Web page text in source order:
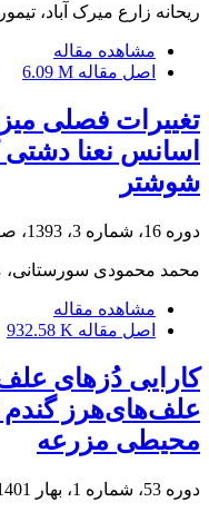
ریحانه زارع میرک آباد،
مشاهده مقاله
اصل مقاله 6.09 M
تغییرات فصلی
اسانس نعنا
شوشتر
دوره 16، شماره 3، 1393، صفحه
محمد محمودی سورستانی،
مشاهده مقاله
اصل مقاله 932.58 K
کارایی دُزهای
علف‌های‌هرز گندم
محیطی مزرعه
دوره 53، شماره 1، بهار 1401، صفحه